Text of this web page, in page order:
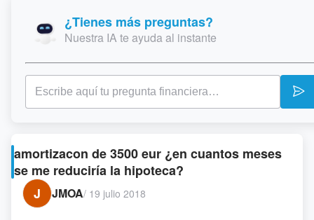
¿Tienes más preguntas?
Nuestra IA te ayuda al instante
amortizacon de 3500 eur ¿en cuantos meses
se me reduciría la hipoteca?
J
JMOA/ 19 julio 2018